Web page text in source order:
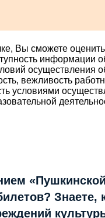
Вы сможете
информации
осуществления
вежливость
условиями
Знаете,